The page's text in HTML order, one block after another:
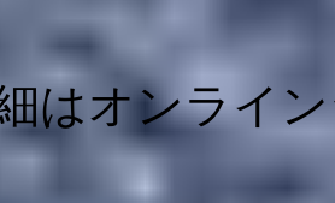
はオンライ